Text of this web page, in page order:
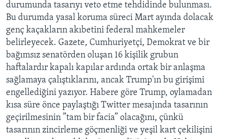
durumunda tasarıyı veto etme tehdidinde bulunması.
Bu durumda yasal koruma süreci Mart ayında dolacak
genç kaçakların akıbetini federal mahkemeler
belirleyecek. Gazete, Cumhuriyetçi, Demokrat ve bir
bağımsız senatörden oluşan 16 kişilik grubun
haftalardır kapalı kapılar ardında ortak bir anlaşma
sağlamaya çalıştıklarını, ancak Trump'ın bu girişimi
engellediğini yazıyor. Habere göre Trump, oylamadan
kısa süre önce paylaştığı Twitter mesajında tasarının
geçirilmesinin ”tam bir facia” olacağını, çünkü
tasarının zincirleme göçmenliği ve yeşil kart çekilişini